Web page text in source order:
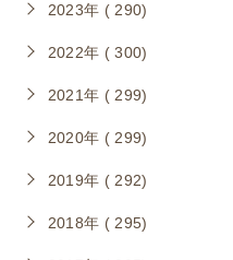
2023年 ( 290)
2022年 ( 300)
2021年 ( 299)
2020年 ( 299)
2019年 ( 292)
2018年 ( 295)